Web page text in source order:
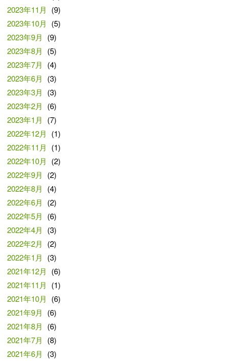
2023年11月
(9)
2023年10月
(5)
2023年9月
(9)
2023年8月
(5)
2023年7月
(4)
2023年6月
(3)
2023年3月
(3)
2023年2月
(6)
2023年1月
(7)
2022年12月
(1)
2022年11月
(1)
2022年10月
(2)
2022年9月
(2)
2022年8月
(4)
2022年6月
(2)
2022年5月
(6)
2022年4月
(3)
2022年2月
(2)
2022年1月
(3)
2021年12月
(6)
2021年11月
(1)
2021年10月
(6)
2021年9月
(6)
2021年8月
(6)
2021年7月
(8)
2021年6月
(3)